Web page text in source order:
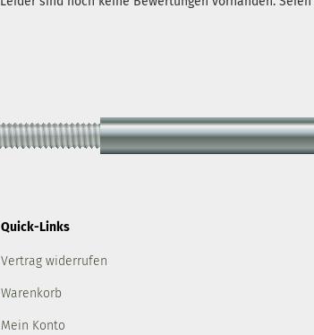
Quick-Links
Vertrag widerrufen
Warenkorb
Mein Konto